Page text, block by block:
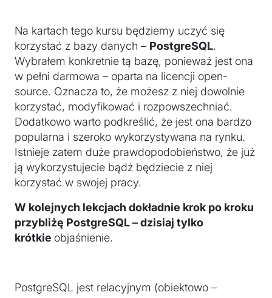
Na kartach tego kursu będziemy uczyć się
korzystać z bazy danych – PostgreSQL.
Wybrałem konkretnie tą bazę, ponieważ jest ona
w pełni darmowa – oparta na licencji open-
source. Oznacza to, że możesz z niej dowolnie
korzystać, modyfikować i rozpowszechniać.
Dodatkowo warto podkreślić, że jest ona bardzo
popularna i szeroko wykorzystywana na rynku.
Istnieje zatem duże prawdopodobieństwo, że już
ją wykorzystujecie bądź będziecie z niej
korzystać w swojej pracy.
W kolejnych lekcjach dokładnie krok po kroku
przybliżę PostgreSQL – dzisiaj tylko
krótkie objaśnienie.
PostgreSQL jest relacyjnym (obiektowo –